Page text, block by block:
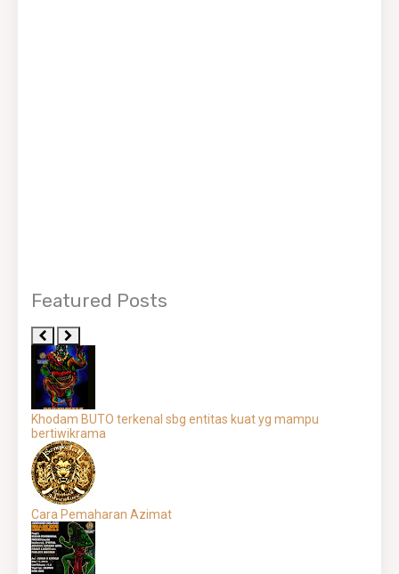
Featured Posts
Khodam BUTO terkenal sbg entitas kuat yg mampu
bertiwikrama
Cara Pemaharan Azimat